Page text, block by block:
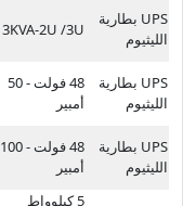
UPS بطارية
الليثيوم
3KVA-2U /3U
UPS بطارية
الليثيوم
48 فولت - 50
أمبير
UPS بطارية
الليثيوم
48 فولت - 100
أمبير
5 كيلوواط